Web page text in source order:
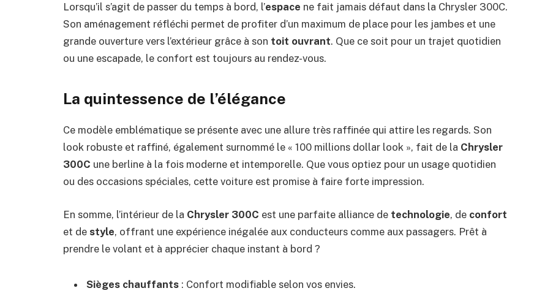
Lorsqu’il s’agit de passer du temps à bord, l’espace ne fait jamais défaut dans la Chrysler 300C.
Son aménagement réfléchi permet de profiter d’un maximum de place pour les jambes et une
grande ouverture vers l’extérieur grâce à son toit ouvrant. Que ce soit pour un trajet quotidien
ou une escapade, le confort est toujours au rendez-vous.
La quintessence de l’élégance
Ce modèle emblématique se présente avec une allure très raffinée qui attire les regards. Son
look robuste et raffiné, également surnommé le « 100 millions dollar look », fait de la Chrysler
300C une berline à la fois moderne et intemporelle. Que vous optiez pour un usage quotidien
ou des occasions spéciales, cette voiture est promise à faire forte impression.
En somme, l’intérieur de la Chrysler 300C est une parfaite alliance de technologie, de confort
et de style, offrant une expérience inégalée aux conducteurs comme aux passagers. Prêt à
prendre le volant et à apprécier chaque instant à bord ?
Sièges chauffants : Confort modifiable selon vos envies.